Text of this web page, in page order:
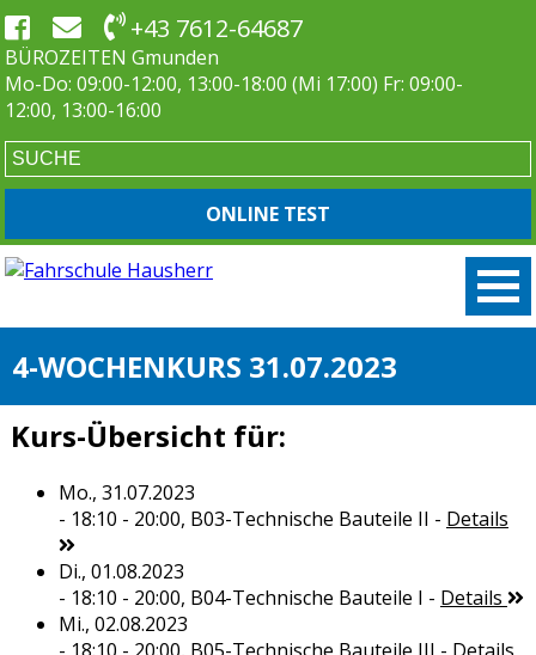
+43 7612-64687
BÜROZEITEN Gmunden
Mo-Do: 09:00-12:00, 13:00-18:00 (Mi 17:00) Fr: 09:00-
12:00, 13:00-16:00
ONLINE TEST
4-WOCHENKURS 31.07.2023
Kurs-Übersicht für:
Mo., 31.07.2023
- 18:10 - 20:00, B03-Technische Bauteile II - Details
Di., 01.08.2023
- 18:10 - 20:00, B04-Technische Bauteile I - Details
Mi., 02.08.2023